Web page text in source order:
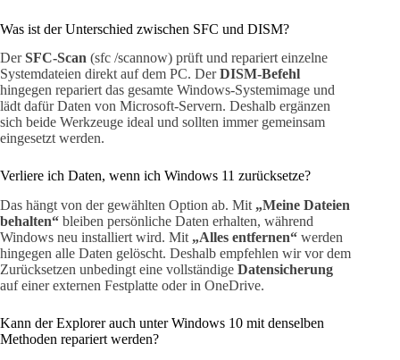
Was ist der Unterschied zwischen SFC und DISM?
DerSFC-Scan (sfc /scannow) prüft und repariert einzelne
Systemdateien direkt auf dem PC. DerDISM-Befehl
hingegen repariert das gesamte Windows-Systemimage und
lädt dafür Daten von Microsoft-Servern. Deshalb ergänzen
sich beide Werkzeuge ideal und sollten immer gemeinsam
eingesetzt werden.
Verliere ich Daten, wenn ich Windows 11 zurücksetze?
Das hängt von der gewählten Option ab. Mit „Meine Dateien
behalten“ bleiben persönliche Daten erhalten, während
Windows neu installiert wird. Mit „Alles entfernen“ werden
hingegen alle Daten gelöscht. Deshalb empfehlen wir vor dem
Zurücksetzen unbedingt eine vollständige Datensicherung
auf einer externen Festplatte oder in OneDrive.
Kann der Explorer auch unter Windows 10 mit denselben
Methoden repariert werden?